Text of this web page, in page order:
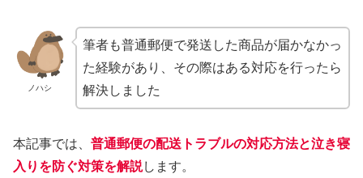
ノハシ
筆者も普通郵便で発送した商品が届かなかっ
た経験があり、その際はある対応を行ったら
解決しました
本記事では、 普通郵便の配送トラブルの対応方法と泣き寝
入りを防ぐ対策を解説します。